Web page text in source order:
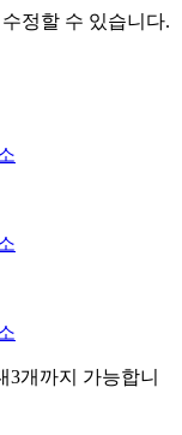
정할 수 있습니다.
3개까지 가능합니